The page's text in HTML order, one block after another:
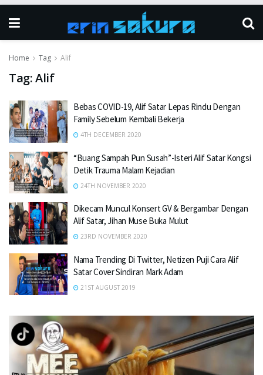
Home Tag Alif
Tag:Alif
Bebas COVID-19, Alif Satar Lepas Rindu Dengan
Family Sebelum Kembali Bekerja
4TH DECEMBER 2020
“Buang Sampah Pun Susah”-Isteri Alif Satar Kongsi
Detik Trauma Malam Kejadian
24TH NOVEMBER 2020
Dikecam Muncul Konsert GV & Bergambar Dengan
Alif Satar, Jihan Muse Buka Mulut
23RD NOVEMBER 2020
Nama Trending Di Twitter, Netizen Puji Cara Alif
Satar Cover Sindiran Mark Adam
21ST AUGUST 2019